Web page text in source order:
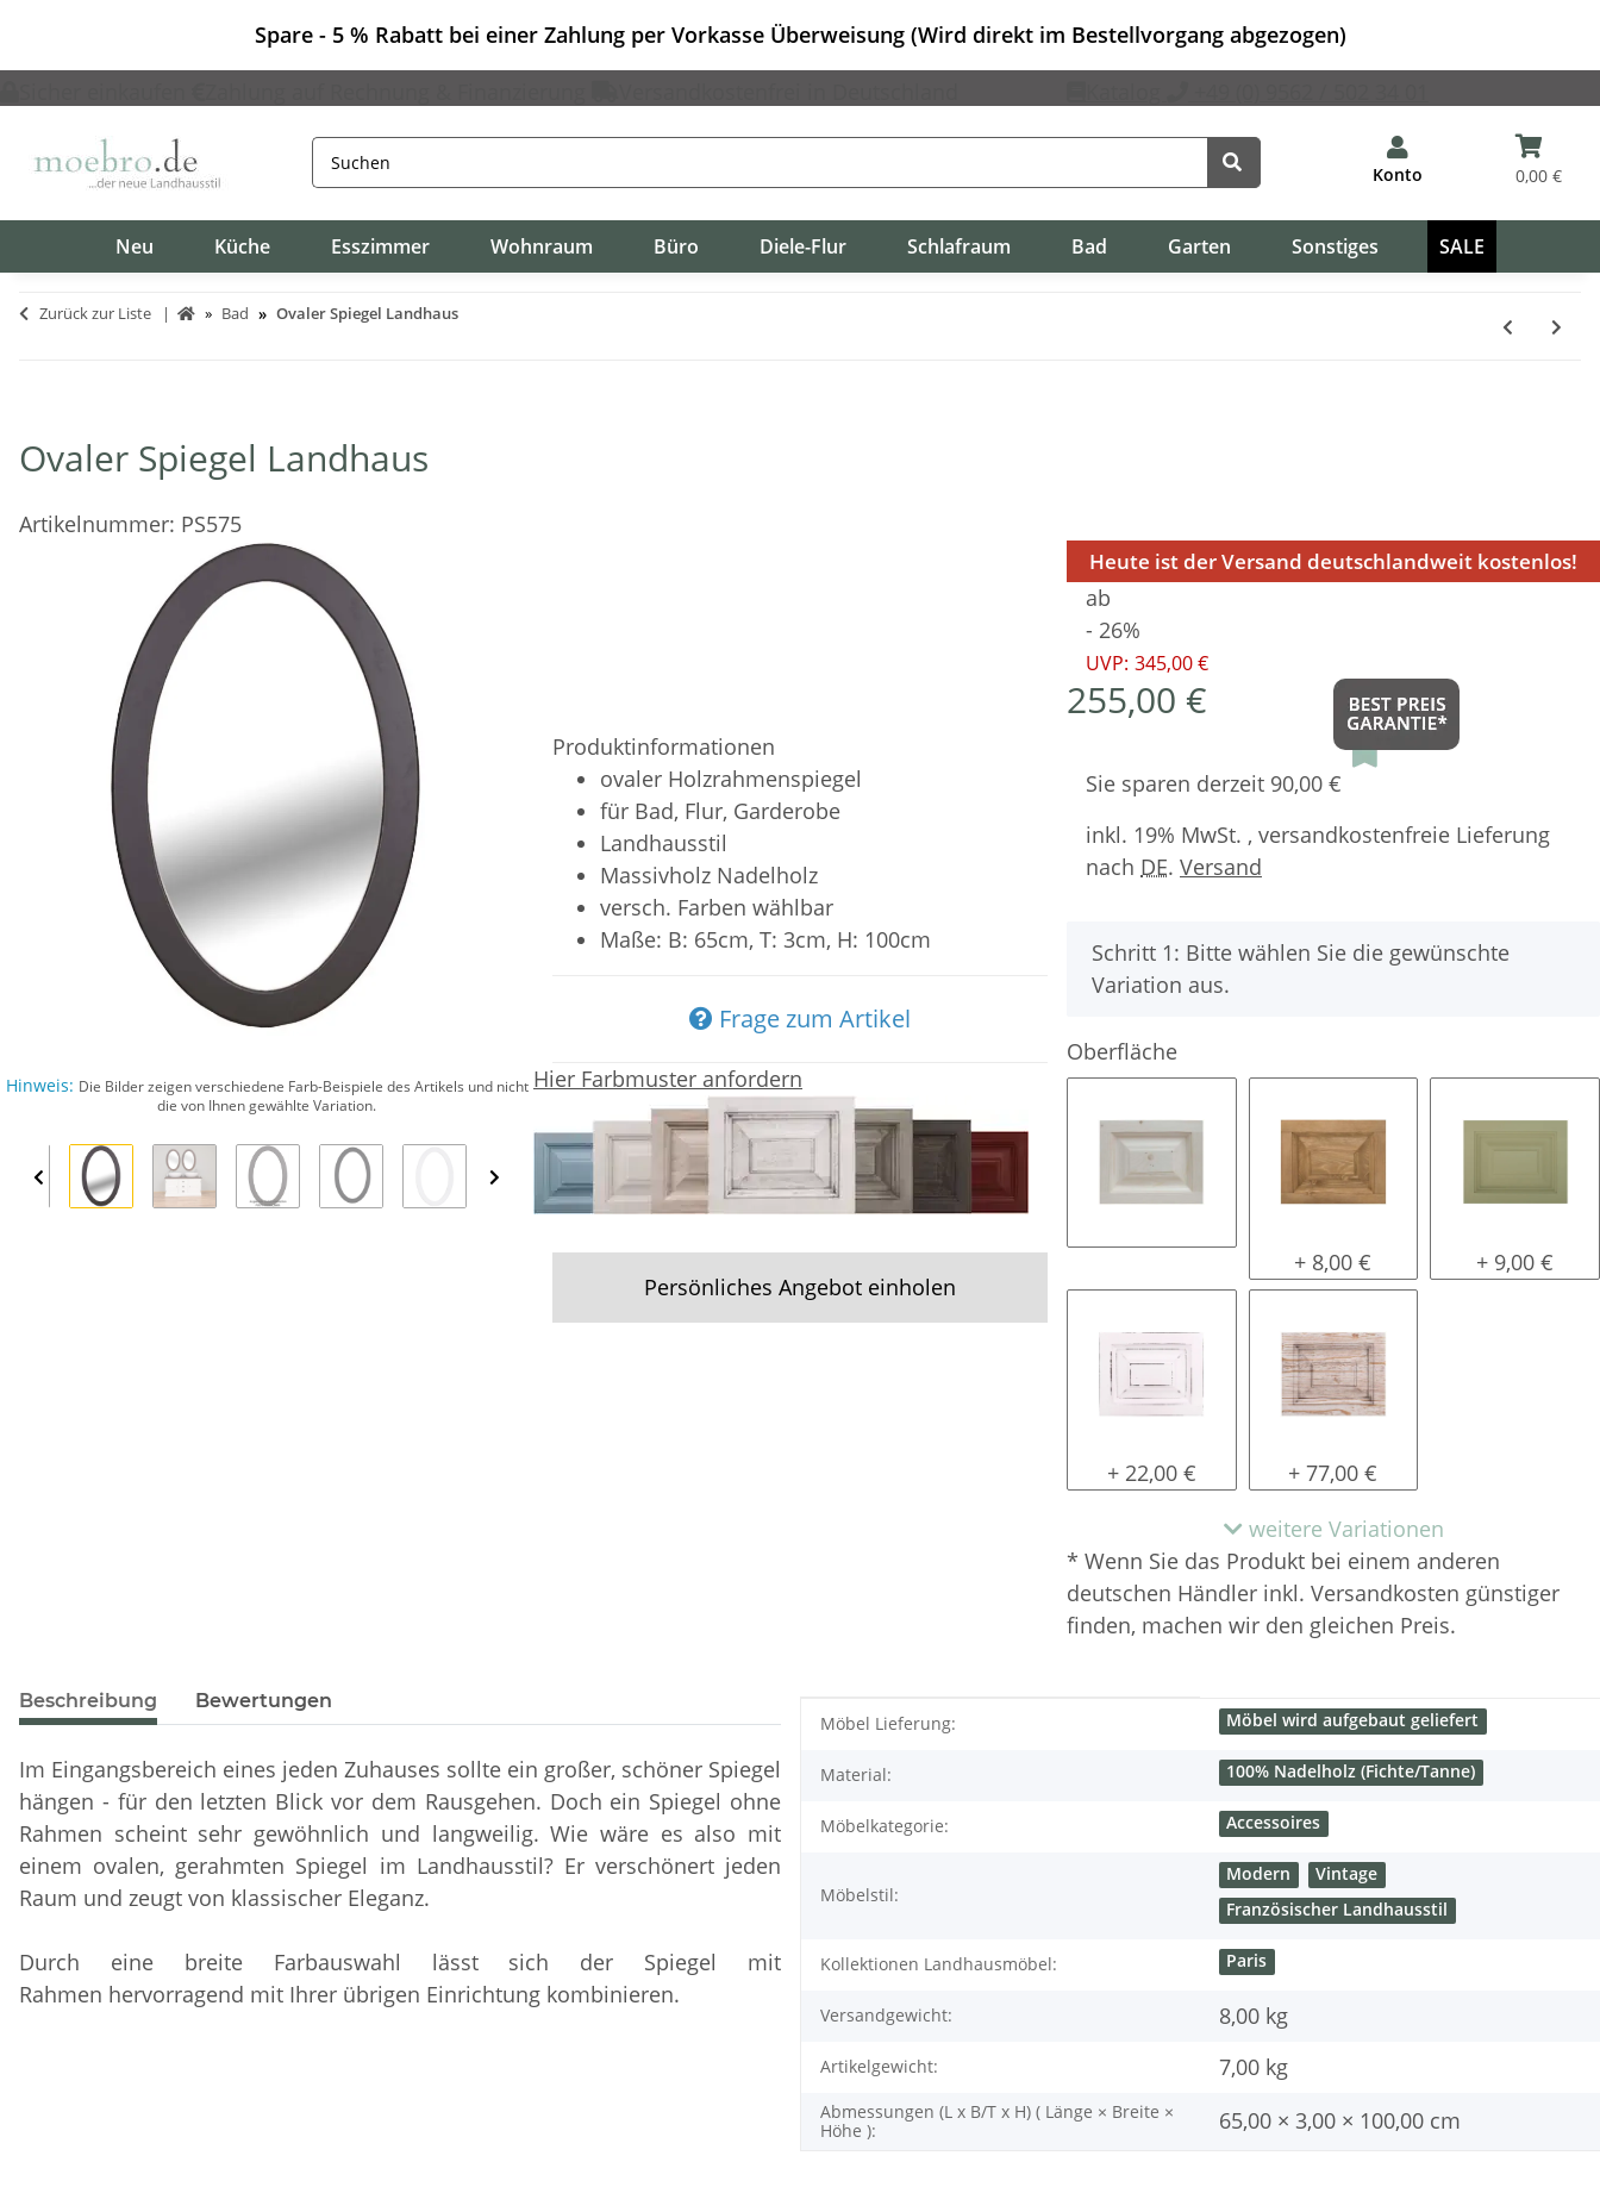
Spare - 5 % Rabatt bei einer Zahlung per Vorkasse Überweisung (Wird direkt im Bestellvorgang abgezogen)
Konto 0,00 €
Neu Küche Esszimmer Wohnraum Büro Diele-Flur Schlafraum Bad Garten Sonstiges SALE
Zurück zur Liste Bad Ovaler Spiegel Landhaus
Ovaler Spiegel Landhaus
Artikelnummer: PS575
Hinweis: Die Bilder zeigen verschiedene Farb-Beispiele des Artikels und nicht
die von Ihnen gewählte Variation.
Produktinformationen
ovaler Holzrahmenspiegel
für Bad, Flur, Garderobe
Landhausstil
Massivholz Nadelholz
versch. Farben wählbar
Maße: B: 65cm, T: 3cm, H: 100cm
Frage zum Artikel
Hier Farbmuster anfordern
Persönliches Angebot einholen
Heute ist der Versand deutschlandweit kostenlos!
ab
- 26%
UVP: 345,00 €
255,00 €
Sie sparen derzeit 90,00 €
inkl. 19% MwSt. , versandkostenfreie Lieferung
nach DE. Versand
x
Schritt 1: Bitte wählen Sie die gewünschte
Variation aus.
Oberfläche
natur (unlackiert)gewachst
+ 8,00 € lackiert
+ 9,00 €
shabby chic / antik look
+ 22,00 € tief gebürstet
+ 77,00 €
weitere Variationen
* Wenn Sie das Produkt bei einem anderen
deutschen Händler inkl. Versandkosten günstiger
finden, machen wir den gleichen Preis.
Beschreibung Bewertungen
Im Eingangsbereich eines jeden Zuhauses sollte ein großer, schöner Spiegel
hängen - für den letzten Blick vor dem Rausgehen. Doch ein Spiegel ohne
Rahmen scheint sehr gewöhnlich und langweilig. Wie wäre es also mit
einem ovalen, gerahmten Spiegel im Landhausstil? Er verschönert jeden
Raum und zeugt von klassischer Eleganz.
Durch eine breite Farbauswahl lässt sich der Spiegel mit
Rahmen hervorragend mit Ihrer übrigen Einrichtung kombinieren.
Produkteigenschaft
Wert
Möbel Lieferung: Möbel wird aufgebaut geliefert
Material: 100% Nadelholz (Fichte/Tanne)
Möbelkategorie: Accessoires
Möbelstil:
Modern
Vintage
Französischer Landhausstil
Kollektionen Landhausmöbel: Paris
Versandgewicht: 8,00 kg
Artikelgewicht: 7,00 kg
Abmessungen (L x B/T x H) ( Länge × Breite ×
Höhe ):
65,00 × 3,00 × 100,00 cm